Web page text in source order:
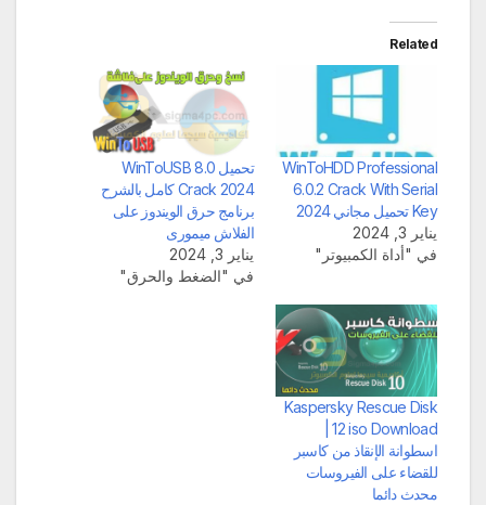
Related
WinToHDD Professional
6.0.2 Crack With Serial
Key تحميل مجاني 2024
يناير 3, 2024
في "أداة الكمبيوتر"
تحميل WinToUSB 8.0
Crack 2024 كامل بالشرح
برنامج حرق الويندوز على
الفلاش ميمورى
يناير 3, 2024
في "الضغط والحرق"
Kaspersky Rescue Disk
12 iso Download |
اسطوانة الإنقاذ من كاسبر
للقضاء على الفيروسات
محدث دائما